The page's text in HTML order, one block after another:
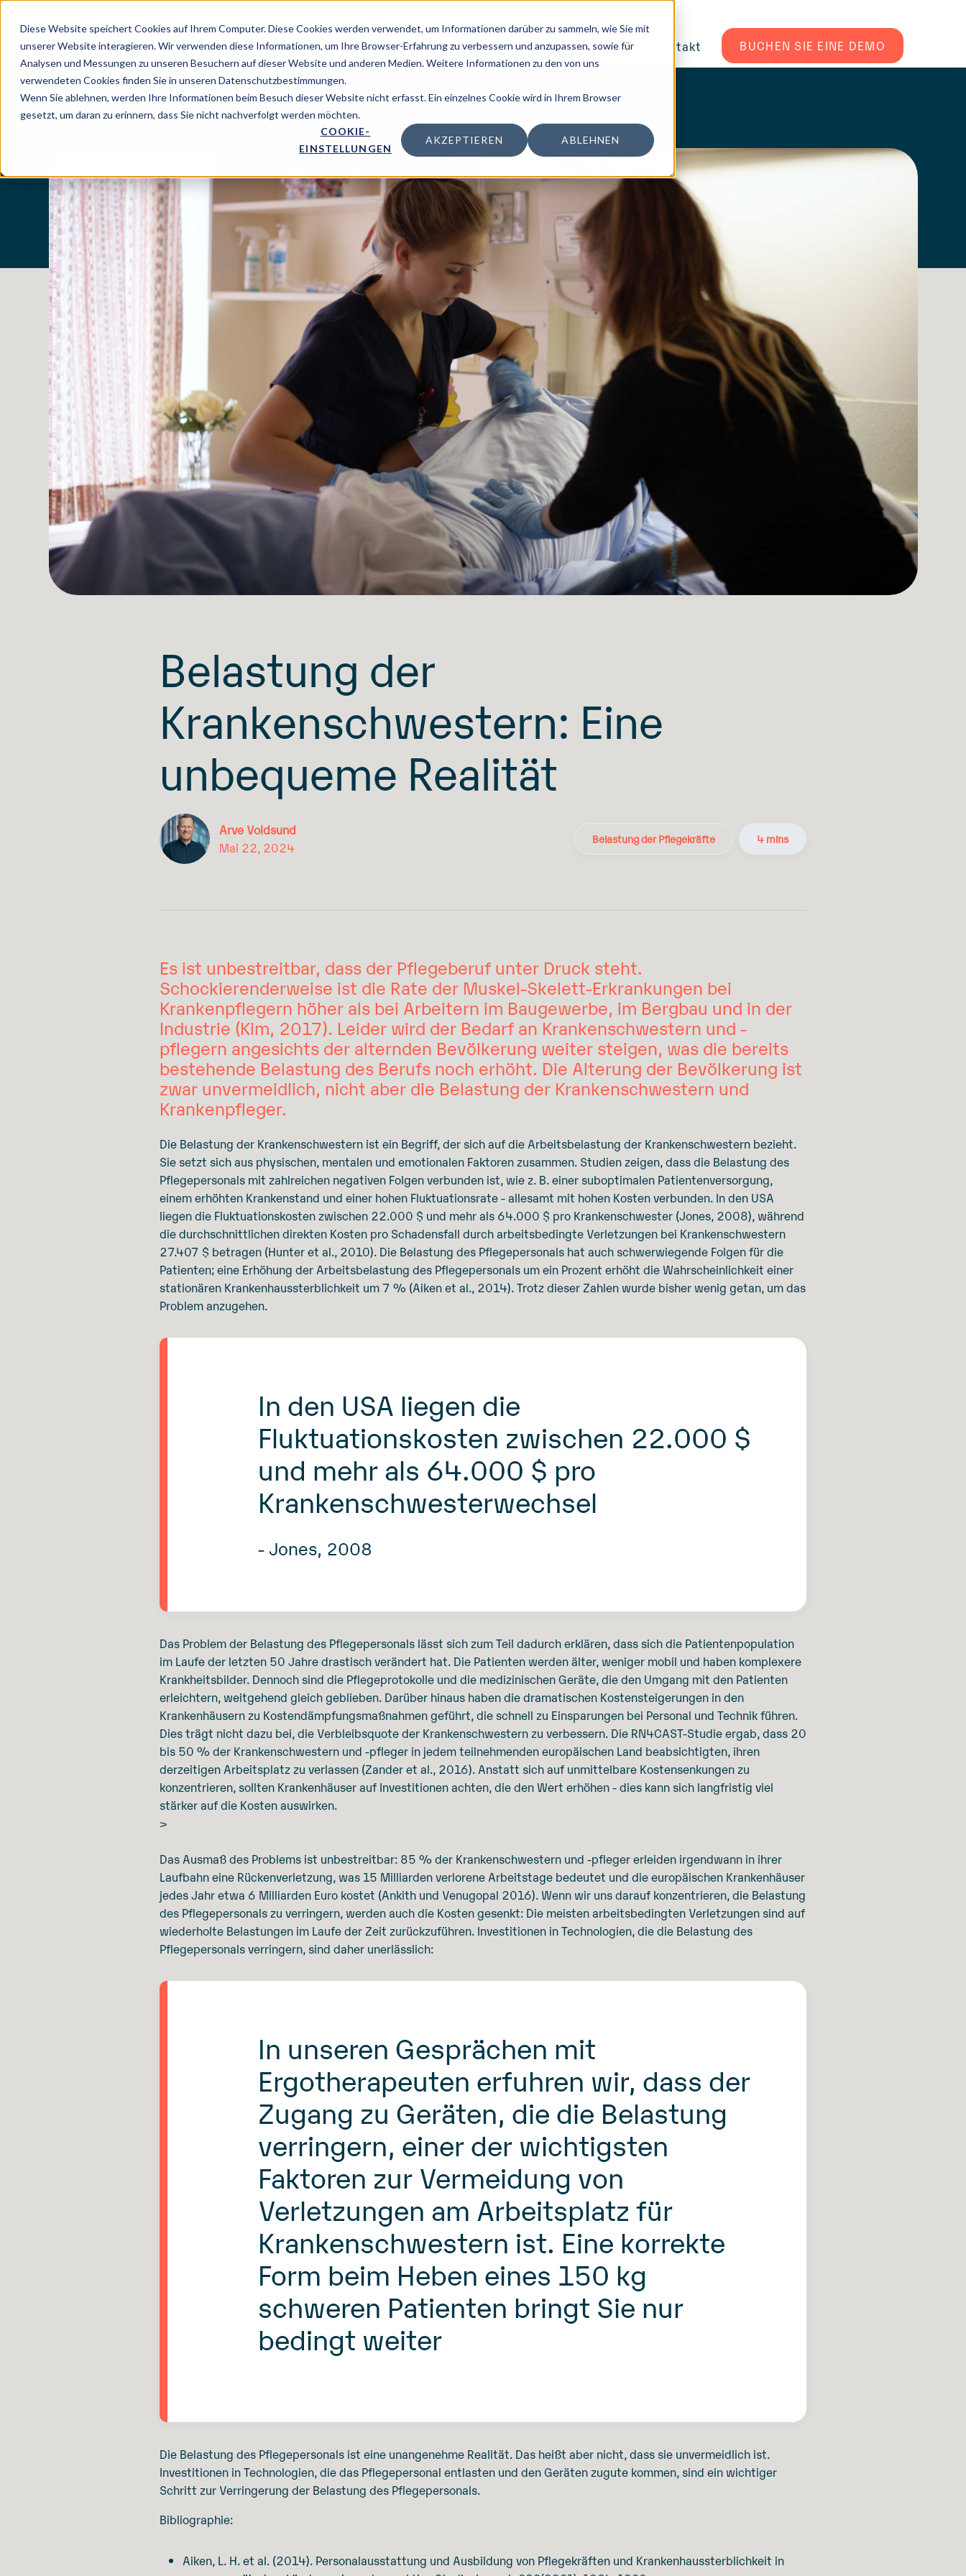
Diese Website speichert Cookies auf Ihrem Computer. Diese Cookies werden verwendet, um Informationen darüber zu sammeln, wie Sie mit
unserer Website interagieren. Wir verwenden diese Informationen, um Ihre Browser-Erfahrung zu verbessern und anzupassen, sowie für
Analysen und Messungen zu unseren Besuchern auf dieser Website und anderen Medien. Weitere Informationen zu den von uns
verwendeten Cookies finden Sie in unseren Datenschutzbestimmungen.
Wenn Sie ablehnen, werden Ihre Informationen beim Besuch dieser Website nicht erfasst. Ein einzelnes Cookie wird in Ihrem Browser
gesetzt, um daran zu erinnern, dass Sie nicht nachverfolgt werden möchten.
COOKIE-
EINSTELLUNGEN
AKZEPTIEREN ABLEHNEN
Lösung Inspiration Über uns Kontakt BUCHEN SIE EINE DEMO
Belastung der
Krankenschwestern: Eine
unbequeme Realität
Arve Voldsund
Mai 22, 2024
Belastung der Pflegekräfte 4 mins
Es ist unbestreitbar, dass der Pflegeberuf unter Druck steht.
Schockierenderweise ist die Rate der Muskel-Skelett-Erkrankungen bei
Krankenpflegern höher als bei Arbeitern im Baugewerbe, im Bergbau und in der
Industrie (Kim, 2017). Leider wird der Bedarf an Krankenschwestern und -
pflegern angesichts der alternden Bevölkerung weiter steigen, was die bereits
bestehende Belastung des Berufs noch erhöht. Die Alterung der Bevölkerung ist
zwar unvermeidlich, nicht aber die Belastung der Krankenschwestern und
Krankenpfleger.
Die Belastung der Krankenschwestern ist ein Begriff, der sich auf die Arbeitsbelastung der Krankenschwestern bezieht.
Sie setzt sich aus physischen, mentalen und emotionalen Faktoren zusammen. Studien zeigen, dass die Belastung des
Pflegepersonals mit zahlreichen negativen Folgen verbunden ist, wie z. B. einer suboptimalen Patientenversorgung,
einem erhöhten Krankenstand und einer hohen Fluktuationsrate - allesamt mit hohen Kosten verbunden. In den USA
liegen die Fluktuationskosten zwischen 22.000 $ und mehr als 64.000 $ pro Krankenschwester (Jones, 2008), während
die durchschnittlichen direkten Kosten pro Schadensfall durch arbeitsbedingte Verletzungen bei Krankenschwestern
27.407 $ betragen (Hunter et al., 2010). Die Belastung des Pflegepersonals hat auch schwerwiegende Folgen für die
Patienten; eine Erhöhung der Arbeitsbelastung des Pflegepersonals um ein Prozent erhöht die Wahrscheinlichkeit einer
stationären Krankenhaussterblichkeit um 7 % (Aiken et al., 2014). Trotz dieser Zahlen wurde bisher wenig getan, um das
Problem anzugehen.
In den USA liegen die
Fluktuationskosten zwischen 22.000 $
und mehr als 64.000 $ pro
Krankenschwesterwechsel
- Jones, 2008
Das Problem der Belastung des Pflegepersonals lässt sich zum Teil dadurch erklären, dass sich die Patientenpopulation
im Laufe der letzten 50 Jahre drastisch verändert hat. Die Patienten werden älter, weniger mobil und haben komplexere
Krankheitsbilder. Dennoch sind die Pflegeprotokolle und die medizinischen Geräte, die den Umgang mit den Patienten
erleichtern, weitgehend gleich geblieben. Darüber hinaus haben die dramatischen Kostensteigerungen in den
Krankenhäusern zu Kostendämpfungsmaßnahmen geführt, die schnell zu Einsparungen bei Personal und Technik führen.
Dies trägt nicht dazu bei, die Verbleibsquote der Krankenschwestern zu verbessern. Die RN4CAST-Studie ergab, dass 20
bis 50 % der Krankenschwestern und -pfleger in jedem teilnehmenden europäischen Land beabsichtigten, ihren
derzeitigen Arbeitsplatz zu verlassen (Zander et al., 2016). Anstatt sich auf unmittelbare Kostensenkungen zu
konzentrieren, sollten Krankenhäuser auf Investitionen achten, die den Wert erhöhen - dies kann sich langfristig viel
stärker auf die Kosten auswirken.
>
Das Ausmaß des Problems ist unbestreitbar: 85 % der Krankenschwestern und -pfleger erleiden irgendwann in ihrer
Laufbahn eine Rückenverletzung, was 15 Milliarden verlorene Arbeitstage bedeutet und die europäischen Krankenhäuser
jedes Jahr etwa 6 Milliarden Euro kostet (Ankith und Venugopal 2016). Wenn wir uns darauf konzentrieren, die Belastung
des Pflegepersonals zu verringern, werden auch die Kosten gesenkt: Die meisten arbeitsbedingten Verletzungen sind auf
wiederholte Belastungen im Laufe der Zeit zurückzuführen. Investitionen in Technologien, die die Belastung des
Pflegepersonals verringern, sind daher unerlässlich:
In unseren Gesprächen mit
Ergotherapeuten erfuhren wir, dass der
Zugang zu Geräten, die die Belastung
verringern, einer der wichtigsten
Faktoren zur Vermeidung von
Verletzungen am Arbeitsplatz für
Krankenschwestern ist. Eine korrekte
Form beim Heben eines 150 kg
schweren Patienten bringt Sie nur
bedingt weiter
Die Belastung des Pflegepersonals ist eine unangenehme Realität. Das heißt aber nicht, dass sie unvermeidlich ist.
Investitionen in Technologien, die das Pflegepersonal entlasten und den Geräten zugute kommen, sind ein wichtiger
Schritt zur Verringerung der Belastung des Pflegepersonals.
Bibliographie:
Aiken, L. H. et al. (2014). Personalausstattung und Ausbildung von Pflegekräften und Krankenhaussterblichkeit in